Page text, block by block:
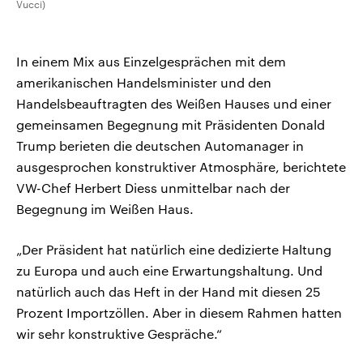
Vucci)
In einem Mix aus Einzelgesprächen mit dem
amerikanischen Handelsminister und den
Handelsbeauftragten des Weißen Hauses und einer
gemeinsamen Begegnung mit Präsidenten Donald
Trump berieten die deutschen Automanager in
ausgesprochen konstruktiver Atmosphäre, berichtete
VW-Chef Herbert Diess unmittelbar nach der
Begegnung im Weißen Haus.
„Der Präsident hat natürlich eine dedizierte Haltung
zu Europa und auch eine Erwartungshaltung. Und
natürlich auch das Heft in der Hand mit diesen 25
Prozent Importzöllen. Aber in diesem Rahmen hatten
wir sehr konstruktive Gespräche.“